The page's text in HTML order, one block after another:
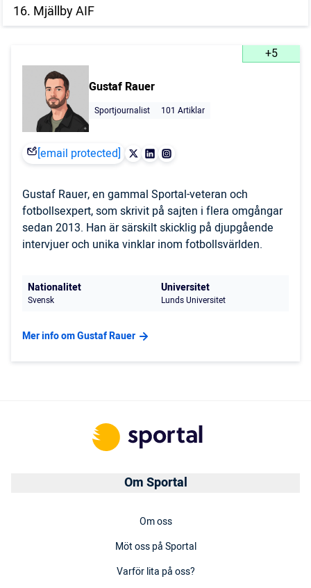
16. Mjällby AIF
+5
Gustaf Rauer
Sportjournalist 101 Artiklar
[email protected]
Gustaf Rauer, en gammal Sportal-veteran och
fotbollsexpert, som skrivit på sajten i flera omgångar
sedan 2013. Han är särskilt skicklig på djupgående
intervjuer och unika vinklar inom fotbollsvärlden.
Nationalitet
Svensk
Universitet
Lunds Universitet
Mer info om Gustaf Rauer
Om Sportal
Om oss
Möt oss på Sportal
Varför lita på oss?